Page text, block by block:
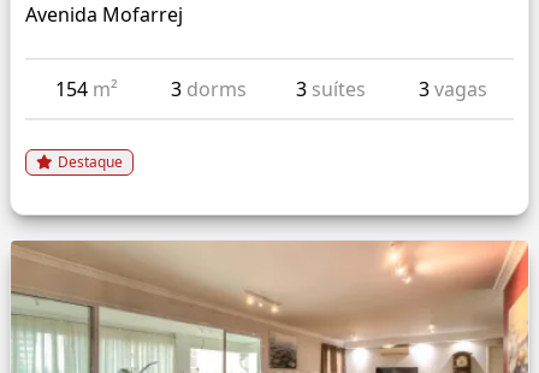
Avenida Mofarrej
154 m² 3 dorms 3 suítes 3vagas
Destaque